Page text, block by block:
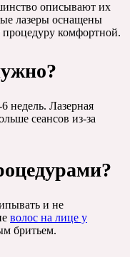
описывают их
лазеры оснащены
процедуру комфортной.
недель. Лазерная
сеансов из-за
и не
волос на лице у
бритьем.